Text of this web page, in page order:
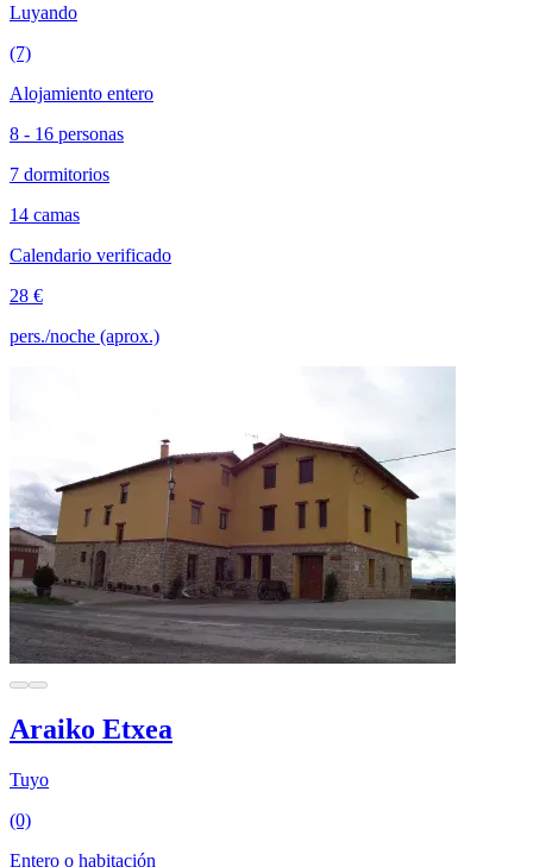
Luyando
(7)
Alojamiento entero
8 - 16 personas
7 dormitorios
14 camas
Calendario verificado
28 €
pers./noche (aprox.)
Araiko Etxea
Tuyo
(0)
Entero o habitación